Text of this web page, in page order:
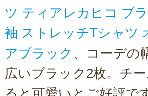
ツ ティアレカヒコ ブ
袖 ストレッチTシャツ
アブラック 、コーデの
広いブラック2枚。チー